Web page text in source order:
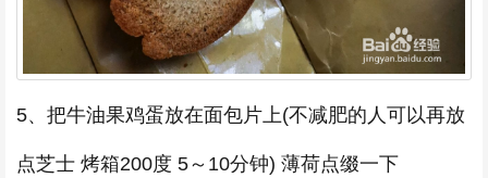
5、把牛油果鸡蛋放在面包片上(不减肥的人可以再放
点芝士 烤箱200度 5～10分钟) 薄荷点缀一下